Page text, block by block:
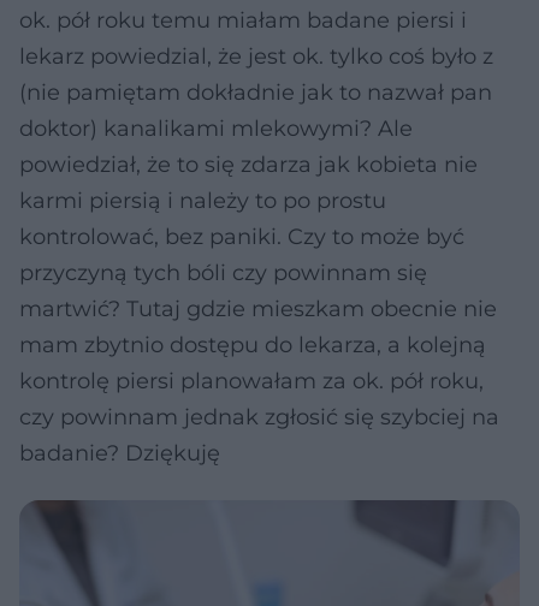
ok. pół roku temu miałam badane piersi i
lekarz powiedzial, że jest ok. tylko coś było z
(nie pamiętam dokładnie jak to nazwał pan
doktor) kanalikami mlekowymi? Ale
powiedział, że to się zdarza jak kobieta nie
karmi piersią i należy to po prostu
kontrolować, bez paniki. Czy to może być
przyczyną tych bóli czy powinnam się
martwić? Tutaj gdzie mieszkam obecnie nie
mam zbytnio dostępu do lekarza, a kolejną
kontrolę piersi planowałam za ok. pół roku,
czy powinnam jednak zgłosić się szybciej na
badanie? Dziękuję